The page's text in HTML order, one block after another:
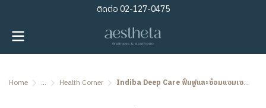
ติดต่อ02-127-0475
Home ... Health Corner Indiba Deep Care ฟื้นฟูและซ่อมแซมเซลล์ระดับลึก นวัตกรรมย้อนวัยและระงับปวดจากสเปน